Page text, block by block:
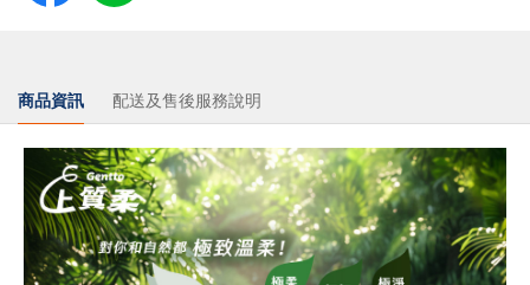
商品資訊 配送及售後服務說明